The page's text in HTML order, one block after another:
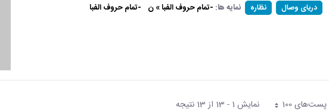
دریای وصال نظاره نمایه ها: -تمام حروف الفبا » ن -تمام حروف الفبا
پست‌‌های 100هر صفحه نمایش 1 - 13 از 13 نتیجه